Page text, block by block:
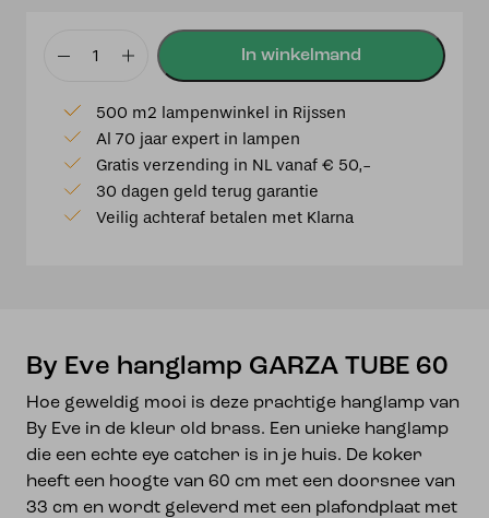
hanglamp
GARZA
TUBE
60
aantal
500 m2 lampenwinkel in Rijssen
Al 70 jaar expert in lampen
Gratis verzending in NL vanaf € 50,-
30 dagen geld terug garantie
Veilig achteraf betalen met Klarna
By Eve hanglamp GARZA TUBE 60
Hoe geweldig mooi is deze prachtige hanglamp van
By Eve in de kleur old brass. Een unieke hanglamp
die een echte eye catcher is in je huis. De koker
heeft een hoogte van 60 cm met een doorsnee van
33 cm en wordt geleverd met een plafondplaat met